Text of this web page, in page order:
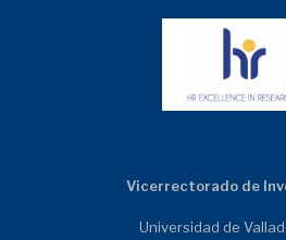
Vicerrectorado de
Universidad de